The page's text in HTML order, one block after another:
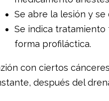
Se abre la lesión y
Se indica
forma profiláctica.
con ciertos
después del